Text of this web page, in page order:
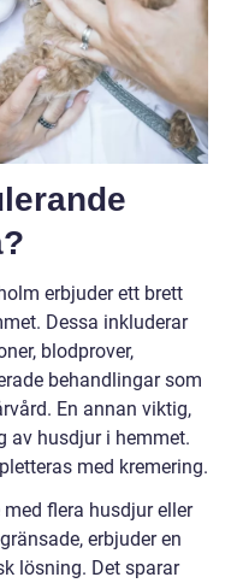
erbjuder ett brett
Dessa inkluderar
blodprover,
behandlingar som
En annan viktig,
av husdjur i hemmet.
med kremering.
flera husdjur eller
erbjuder en
lösning. Det sparar